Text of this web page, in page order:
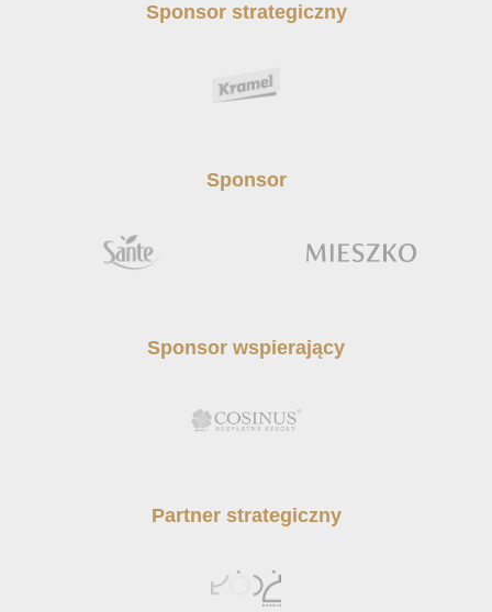
Sponsor strategiczny
Sponsor
Sponsor wspierający
Partner strategiczny